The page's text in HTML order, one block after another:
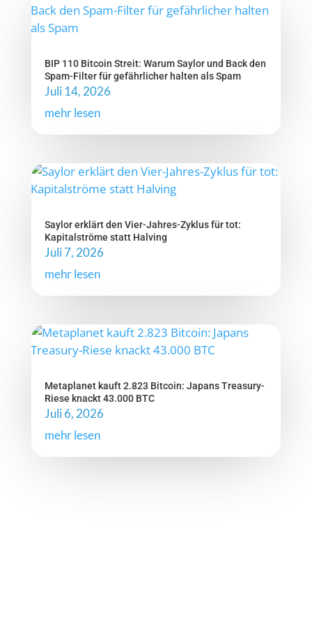
BIP 110 Bitcoin Streit: Warum Saylor und Back den
Spam-Filter für gefährlicher halten als Spam
Juli 14, 2026
mehr lesen
Saylor erklärt den Vier-Jahres-Zyklus für tot:
Kapitalströme statt Halving
Juli 7, 2026
mehr lesen
Metaplanet kauft 2.823 Bitcoin: Japans Treasury-
Riese knackt 43.000 BTC
Juli 6, 2026
mehr lesen